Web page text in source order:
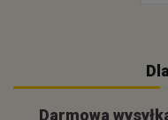
Darmowa